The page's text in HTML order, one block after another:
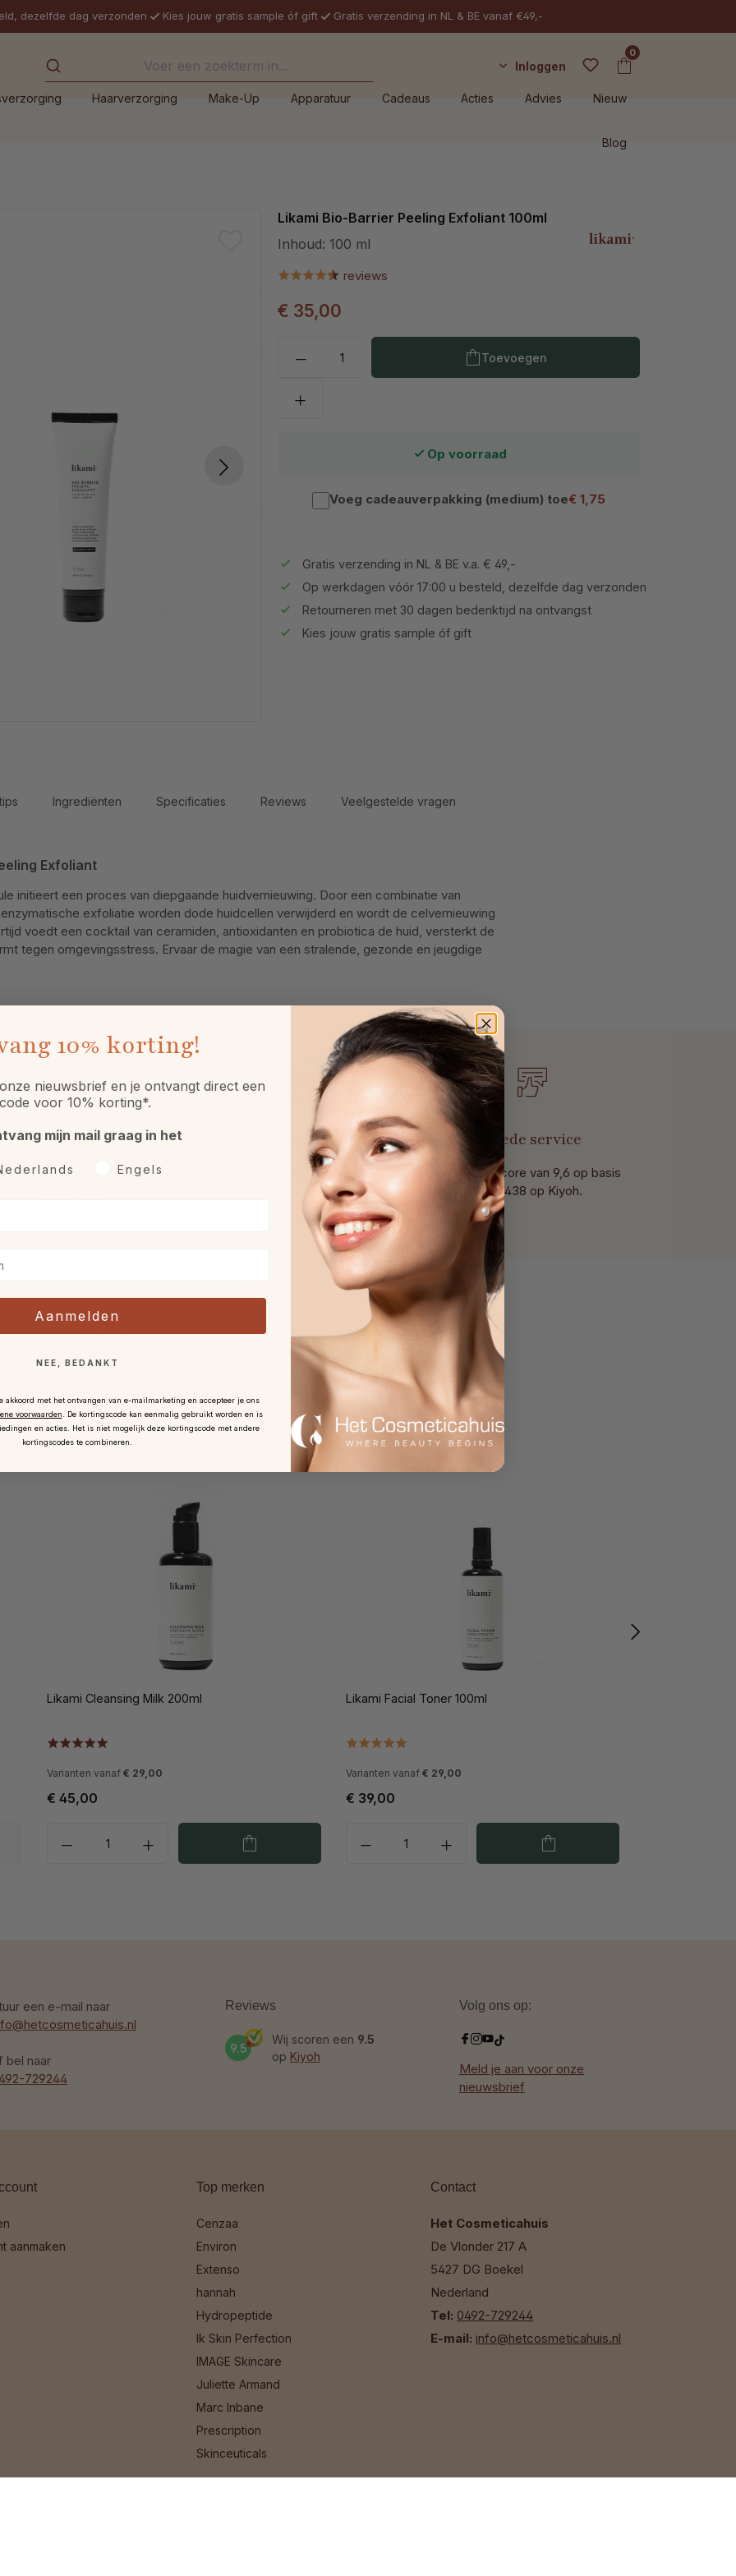
dezelfde dag verzonden Kies jouw gratis sample óf gift Gratis verzending in NL & BE vanaf €49,-
Inloggen
0
Haarverzorging Make-Up Apparatuur Cadeaus Acties Advies Nieuw
Blog
Likami Bio-Barrier Peeling Exfoliant 100ml
Inhoud: 100 ml
reviews
€ 35,00
Producthoeveelheid: Voer de
Toevoegen
Op voorraad
Voeg cadeauverpakking (medium) toe€ 1,75
Gratis verzending in NL & BE v.a. € 49,-
Op werkdagen vóór 17:00 u besteld, dezelfde dag verzonden
Retourneren met 30 dagen bedenktijd na ontvangst
Kies jouw gratis sample óf gift
Ingrediënten Specificaties Reviews Veelgestelde vragen
Exfoliant
initieert een proces van diepgaande huidvernieuwing. Door een combinatie van
exfoliatie worden dode huidcellen verwijderd en wordt de celvernieuwing
voedt een cocktail van ceramiden, antioxidanten en probiotica de huid, versterkt de
tegen omgevingsstress. Ervaar de magie van een stralende, gezonde en jeugdige
Retourneren
30 dagen bedenktijd na
Gratis sample óf gift
Bij iedere bestelling.
Goede service
Met een score van 9,6 op basis
van 438 op Kiyoh.
Likami bestsellers:
Likami Cleansing Milk 200ml
Varianten vanaf € 29,00
€ 45,00
Likami Facial Toner 100ml
Varianten vanaf€ 29,00
€ 39,00
een e-mail naar
bel naar
729244
Reviews
9.5
Wij scoren een 9.5
op Kiyoh
Volg ons op:
Meld je aan voor onze
nieuwsbrief
aanmaken
Top merken
Cenzaa
Environ
Extenso
hannah
Hydropeptide
Ik Skin Perfection
IMAGE Skincare
Juliette Armand
Marc Inbane
Prescription
Skinceuticals
Contact
Het Cosmeticahuis
De Vlonder 217 A
5427 DG Boekel
Nederland
Tel: 0492-729244
E-mail: info@hetcosmeticahuis.nl
10% korting!
nieuwsbrief en je ontvangt direct een
code voor 10% korting*.
mijn mail graag in het
Engels
Aanmelden
NEE, BEDANKT
akkoord met het ontvangen van e-mailmarketing en accepteer je ons
voorwaarden
De kortingscode kan eenmalig gebruikt worden en is
en acties. Het is niet mogelijk deze kortingscode met andere
kortingscodes te combineren.